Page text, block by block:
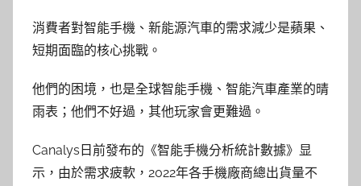
消費者對智能手機、新能源汽車的需求減少是蘋果、
短期面臨的核心挑戰。
他們的困境，也是全球智能手機、智能汽車產業的晴
雨表；他們不好過，其他玩家會更難過。
Canalys日前發布的《智能手機分析統計數據》显
示，由於需求疲軟，2022年各手機廠商總出貨量不